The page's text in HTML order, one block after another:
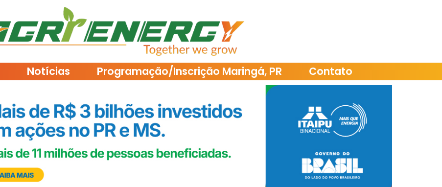
Notícias Programação/Inscrição Maringá, PR Contato